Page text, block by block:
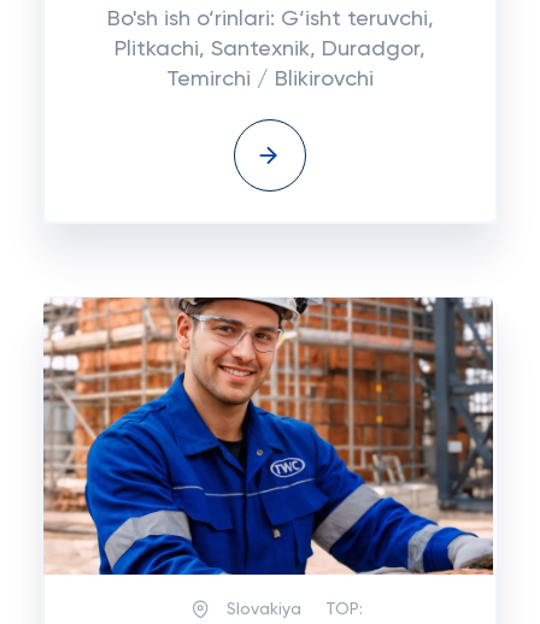
Bo'sh ish o‘rinlari: G‘isht teruvchi,
Plitkachi, Santexnik, Duradgor,
Temirchi / Blikirovchi
Slovakiya TOP: